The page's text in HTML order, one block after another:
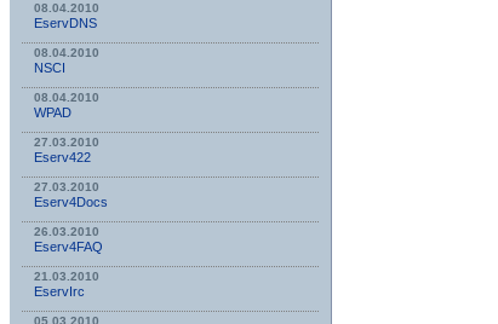
08.04.2010
EservDNS
08.04.2010
NSСI
08.04.2010
WPAD
27.03.2010
Eserv422
27.03.2010
Eserv4Docs
26.03.2010
Eserv4FAQ
21.03.2010
EservIrc
05.03.2010